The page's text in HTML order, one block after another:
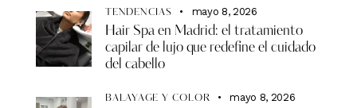
TENDENCIAS mayo 8, 2026
Hair Spa en Madrid: el tratamiento
capilar de lujo que redefine el cuidado
del cabello
BALAYAGE Y COLOR mayo 8, 2026